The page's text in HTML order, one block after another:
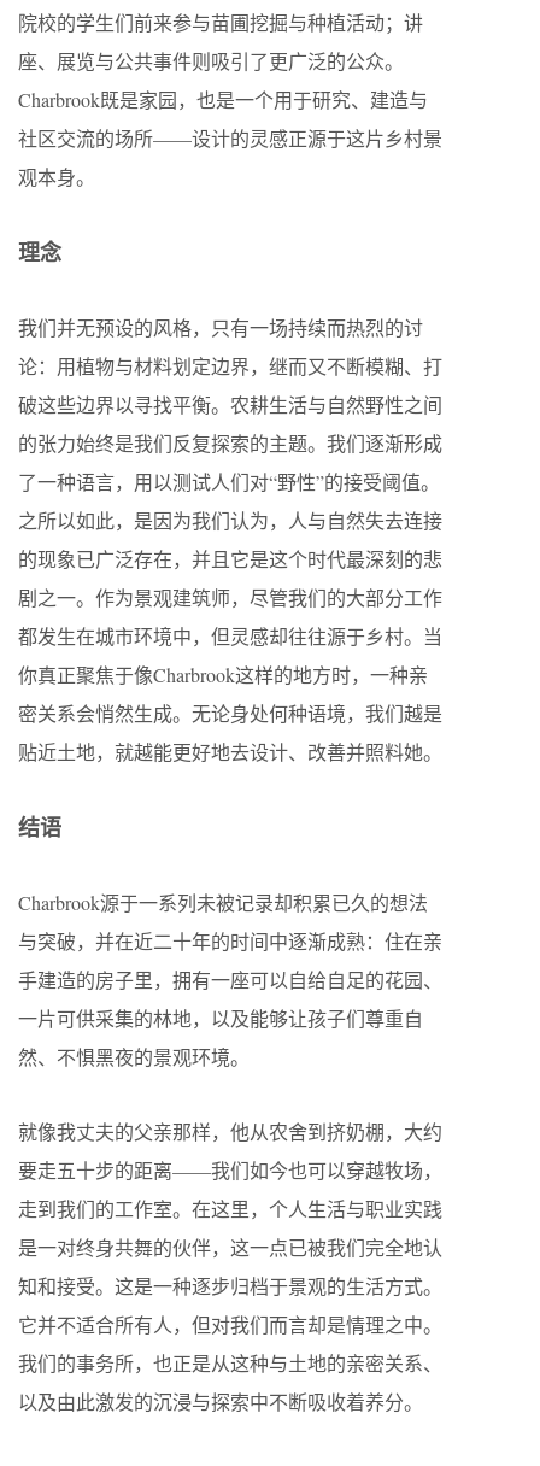
院校的学生们前来参与苗圃挖掘与种植活动；讲
座、展览与公共事件则吸引了更广泛的公众。
Charbrook既是家园，也是一个用于研究、建造与
社区交流的场所——设计的灵感正源于这片乡村景
观本身。
理念
我们并无预设的风格，只有一场持续而热烈的讨
论：用植物与材料划定边界，继而又不断模糊、打
破这些边界以寻找平衡。农耕生活与自然野性之间
的张力始终是我们反复探索的主题。我们逐渐形成
了一种语言，用以测试人们对“野性”的接受阈值。
之所以如此，是因为我们认为，人与自然失去连接
的现象已广泛存在，并且它是这个时代最深刻的悲
剧之一。作为景观建筑师，尽管我们的大部分工作
都发生在城市环境中，但灵感却往往源于乡村。当
你真正聚焦于像Charbrook这样的地方时，一种亲
密关系会悄然生成。无论身处何种语境，我们越是
贴近土地，就越能更好地去设计、改善并照料她。
结语
Charbrook源于一系列未被记录却积累已久的想法
与突破，并在近二十年的时间中逐渐成熟：住在亲
手建造的房子里，拥有一座可以自给自足的花园、
一片可供采集的林地，以及能够让孩子们尊重自
然、不惧黑夜的景观环境。
就像我丈夫的父亲那样，他从农舍到挤奶棚，大约
要走五十步的距离——我们如今也可以穿越牧场，
走到我们的工作室。在这里，个人生活与职业实践
是一对终身共舞的伙伴，这一点已被我们完全地认
知和接受。这是一种逐步归档于景观的生活方式。
它并不适合所有人，但对我们而言却是情理之中。
我们的事务所，也正是从这种与土地的亲密关系、
以及由此激发的沉浸与探索中不断吸收着养分。